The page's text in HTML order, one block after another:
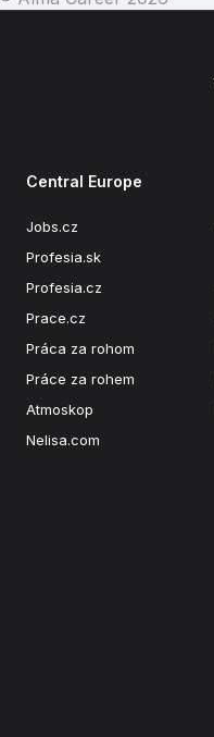
Central Europe
Jobs.cz
Profesia.sk
Profesia.cz
Prace.cz
Práca za rohom
Práce za rohem
Atmoskop
Nelisa.com